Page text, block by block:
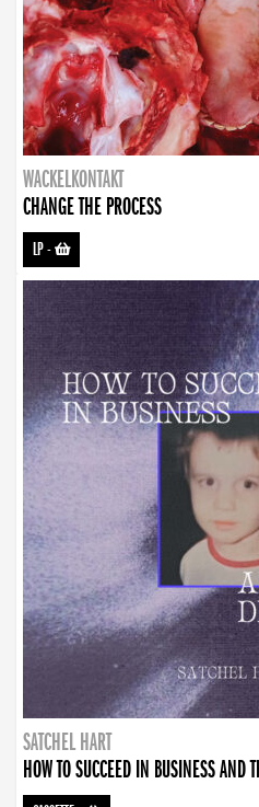
WACKELKONTAKT
CHANGE THE PROCESS
LP-
SATCHEL HART
HOW TO SUCCEED IN BUSINESS AND